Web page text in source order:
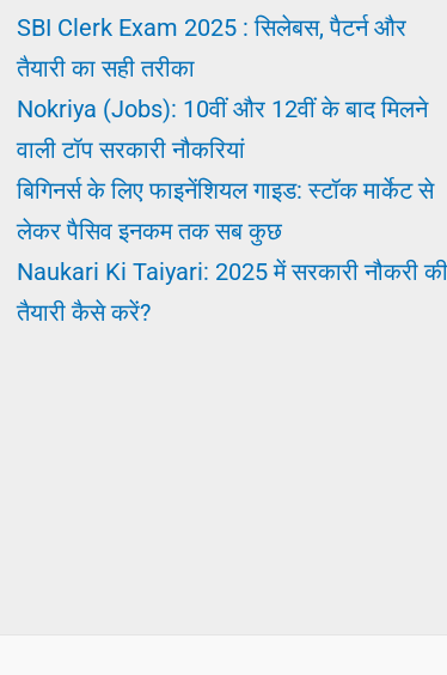
SBI Clerk Exam 2025 : सिलेबस, पैटर्न और
तैयारी का सही तरीका
Nokriya (Jobs): 10वीं और 12वीं के बाद मिलने
वाली टॉप सरकारी नौकरियां
बिगिनर्स के लिए फाइनेंशियल गाइड: स्टॉक मार्केट से
लेकर पैसिव इनकम तक सब कुछ
Naukari Ki Taiyari: 2025 में सरकारी नौकरी की
तैयारी कैसे करें?